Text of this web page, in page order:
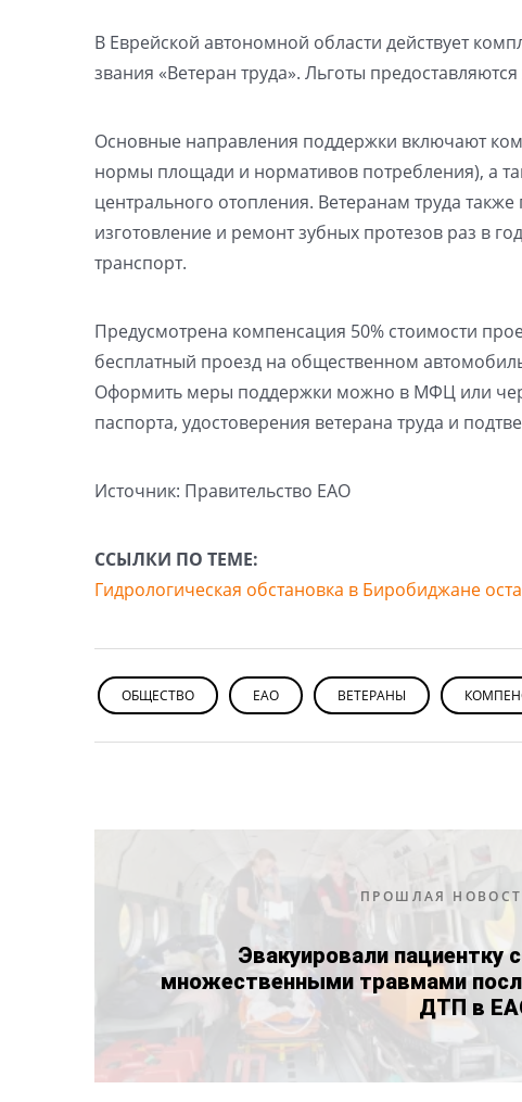
В Еврейской автономной области действует
звания «Ветеран труда». Льготы
Основные направления поддержки включают
нормы площади и нормативов потребления), а
центрального отопления. Ветеранам труда
изготовление и ремонт зубных протезов раз в
транспорт.
Предусмотрена компенсация 50% стоимости
бесплатный проезд на общественном
Оформить меры поддержки можно в МФЦ или
паспорта, удостоверения ветерана труда и
Источник: Правительство ЕАО
ССЫЛКИ ПО ТЕМЕ:
Гидрологическая обстановка в Биробиджане
ОБЩЕСТВО ЕАО ВЕТЕРАНЫ
ПРОШЛАЯ
Эвакуировали пациентку
множественными травмами
ДТП в